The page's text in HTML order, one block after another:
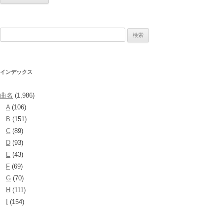
インデックス
曲名 (1,986)
A(106)
B (151)
C (89)
D (93)
E (43)
F (69)
G (70)
H (111)
(154)